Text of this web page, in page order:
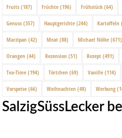
Fruits (187) Früchte (196) Frühstück (64)
Genuss (357) Hauptgerichte (244) Kartoffeln
Marzipan (42) Meat (88) Michael Nölke (671)
Orangen (44) Rezension (51) Rezept (491)
Tea-Time (194) Törtchen (69) Vanille (114)
Vorspeise (66) Weihnachten (48) Werbung
SalzigSüssLecker